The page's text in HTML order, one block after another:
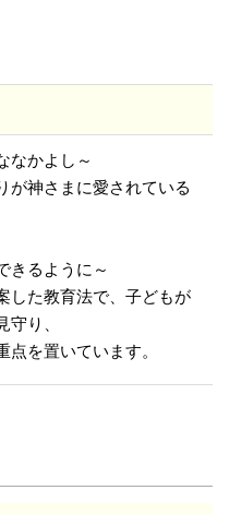
なかよし～
神さまに愛されている
きるように～
した教育法で、子どもが
り、
を置いています。